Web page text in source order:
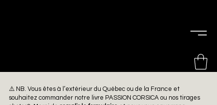
⚠️ NB. Vous êtes à l’extérieur du Québec ou de la France et
souhaitez commander notre livre PASSION CORSICA ou nos tirages